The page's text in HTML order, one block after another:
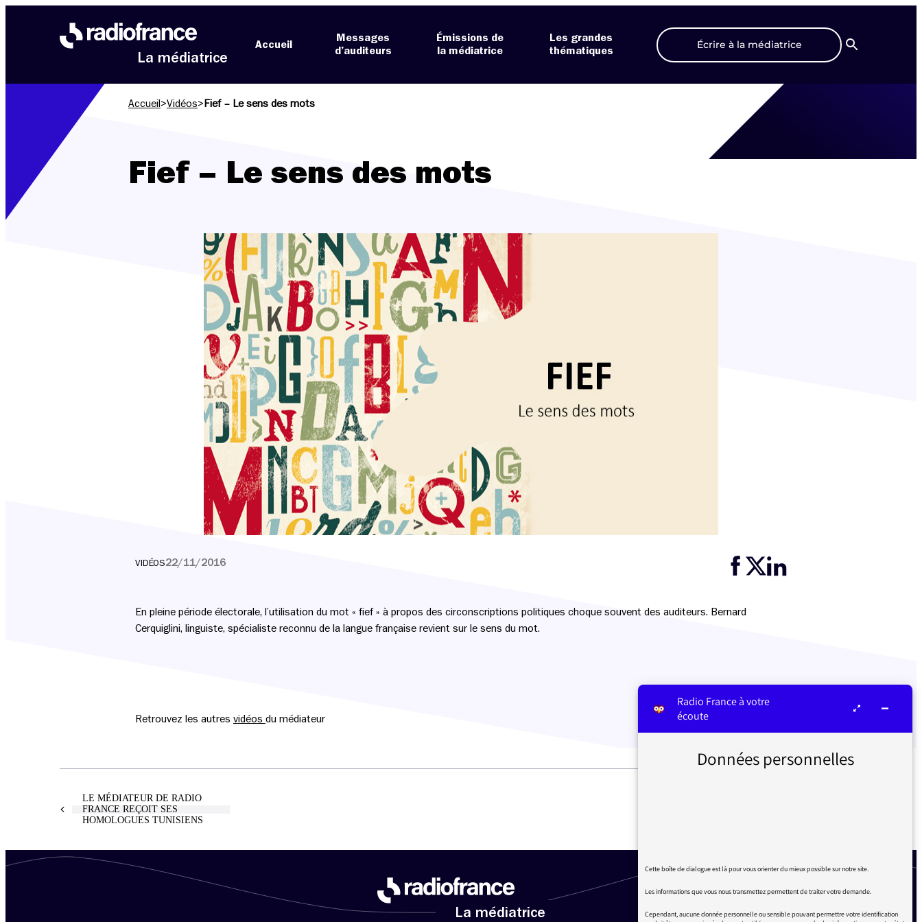
La médiatrice
Accueil
Messages
d’auditeurs
Émissions de
la médiatrice
Les grandes
thématiques
Écrire à la médiatrice
Recherche
Accueil >Vidéos> Fief – Le sens des mots
Fief – Le sens des mots
VIDÉOS22/11/2016
En pleine période électorale, l’utilisation du mot « fief » à propos des circonscriptions politiques choque souvent des auditeurs. Bernard
Cerquiglini, linguiste, spécialiste reconnu de la langue française revient sur le sens du mot.
Retrouvez les autres vidéos du médiateur
LE MÉDIATEUR DE RADIO
FRANCE REÇOIT SES
HOMOLOGUES TUNISIENS
La médiatrice
Radio France à votre
écoute
Données personnelles
Cette boîte de dialogue est là pour vous orienter du mieux possible sur notre site.
Les informations que vous nous transmettez permettent de traiter votre demande.
Cependant, aucune donnée personnelle ou sensible pouvant permettre votre identification